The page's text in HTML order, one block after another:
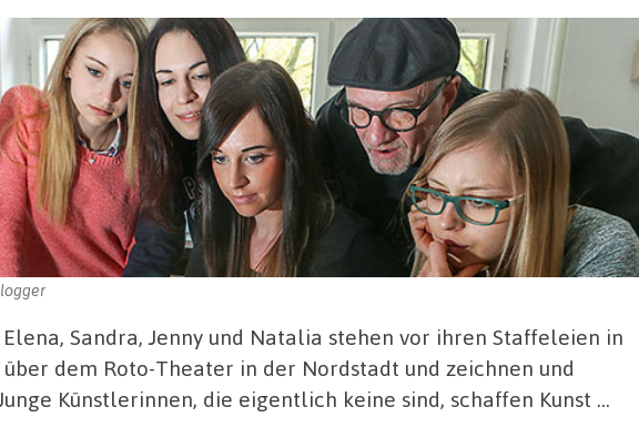
Sandra, Jenny und Natalia stehen vor ihren Staffeleien in
dem Roto-Theater in der Nordstadt und zeichnen und
Künstlerinnen, die eigentlich keine sind, schaffen Kunst …